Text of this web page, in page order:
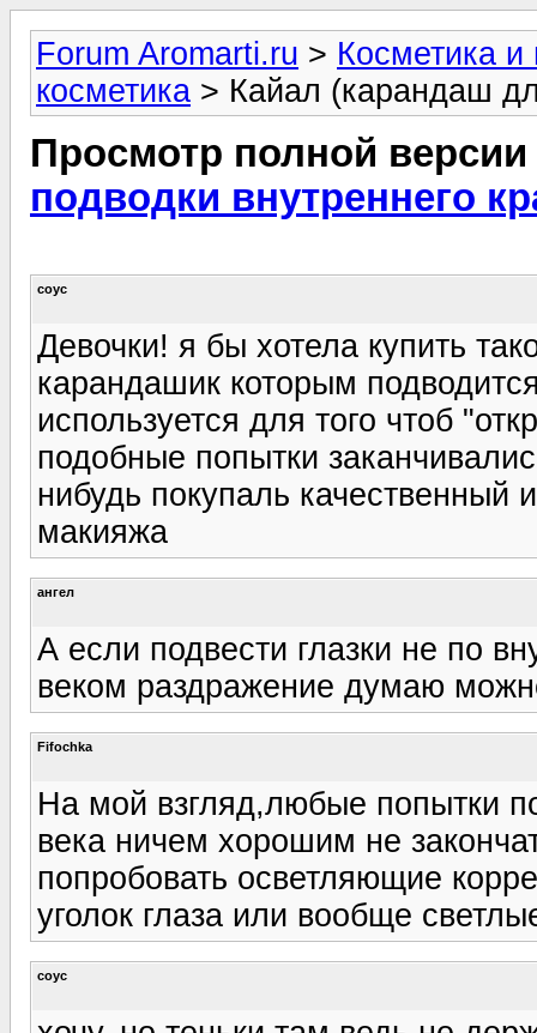
Forum Aromarti.ru > Косметика
косметика > Кайал (карандаш
Просмотр полной
подводки внутреннего
соус
Девочки! я бы хотела купить
карандашик которым
используется для того чтоб
подобные попытки
нибудь покупаль качественный
макияжа
ангел
А если подвести глазки не по
веком раздражение думаю
Fifochka
На мой взгляд,любые попытки
века ничем хорошим не
попробовать осветляющие
уголок глаза или вообще
соус